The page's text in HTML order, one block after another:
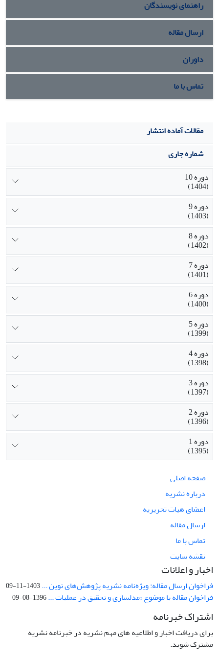
آمده در این پژوهش میتواند مبنایی برای تبیین استراتژی‌های
جذب مشتری در بانک سپه قرار بگیرد.
راهنمای نویسندگان
ارسال مقاله
داوران
تماس با ما
مقالات آماده انتشار
شماره جاری
دوره 10
(1404)
دوره 9
(1403)
دوره 8
(1402)
دوره 7
(1401)
دوره 6
(1400)
دوره 5
(1399)
دوره 4
(1398)
دوره 3
(1397)
دوره 2
(1396)
دوره 1
(1395)
صفحه اصلی
درباره نشریه
اعضای هیات تحریریه
ارسال مقاله
تماس با ما
نقشه سایت
اخبار و اعلانات
فراخوان ارسال مقاله: ویژه‌نامه نشریه پژوهش‌های نوین ...1403-11-09
فراخوان مقاله با موضوع «مدلسازی و تحقیق در عملیات ...1396-08-09
اشتراک خبرنامه
برای دریافت اخبار و اطلاعیه های مهم نشریه در خبرنامه نشریه
مشترک شوید.